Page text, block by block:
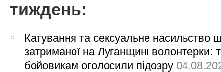
тиждень:
Катування та сексуальне насильство
затриманої на Луганщині волонтерки:
бойовикам оголосили підозру